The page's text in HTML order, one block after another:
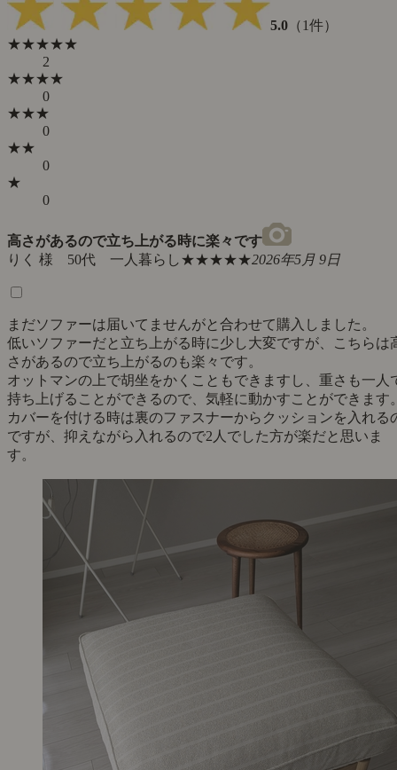
5.0 （1件）
★★★★★
2
★★★★
0
★★★
0
★★
0
★
0
高さがあるので立ち上がる時に楽々です
りく 様 50代 一人暮らし★★★★★2026年5月 9日
まだソファーは届いてませんがと合わせて購入しました。
低いソファーだと立ち上がる時に少し大変ですが、こちらは
さがあるので立ち上がるのも楽々です。
オットマンの上で胡坐をかくこともできますし、重さも一人
持ち上げることができるので、気軽に動かすことができます
カバーを付ける時は裏のファスナーからクッションを入れる
ですが、抑えながら入れるので2人でした方が楽だと思いま
す。